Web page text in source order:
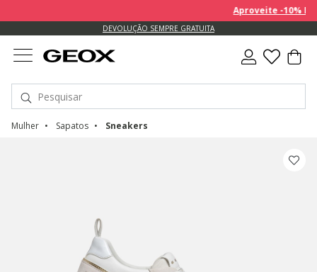
Aproveite -10%
DEVOLUÇÃO SEMPRE GRATUITA
Mulher Sapatos Sneakers